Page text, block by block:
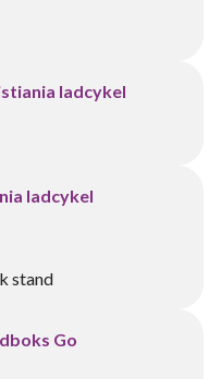
ladcykel
ladcykel
stand
Go